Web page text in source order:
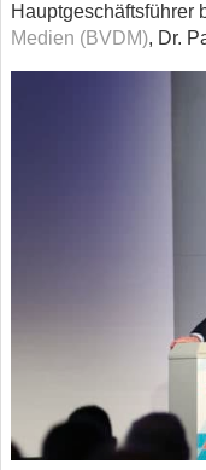
Hauptgeschäftsführer
Medien (BVDM), Dr.